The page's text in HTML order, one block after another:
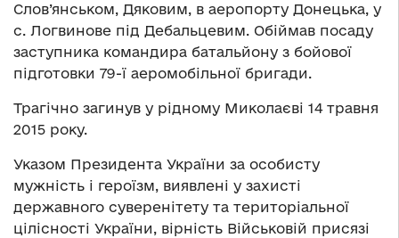
Слов’янськом, Дяковим, в аеропорту Донецька, у
с. Логвинове під Дебальцевим. Обіймав посаду
заступника командира батальйону з бойової
підготовки 79-ї аеромобільної бригади.
Трагічно загинув у рідному Миколаєві 14 травня
2015 року.
Указом Президента України за особисту
мужність і героїзм, виявлені у захисті
державного суверенітету та територіальної
цілісності України, вірність Військовій присязі